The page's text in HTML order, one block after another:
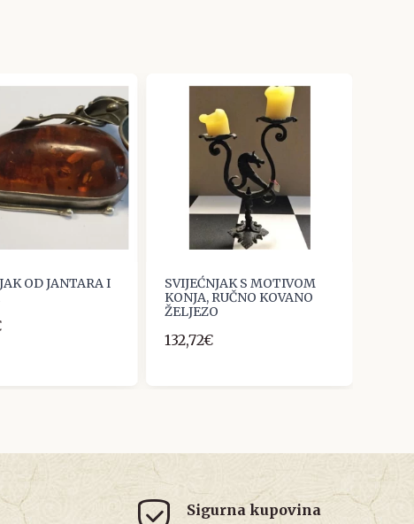
OD JANTARA I
SVIJEĆNJAK S MOTIVOM
KONJA, RUČNO KOVANO
ŽELJEZO
132,72€
Sigurna kupovina